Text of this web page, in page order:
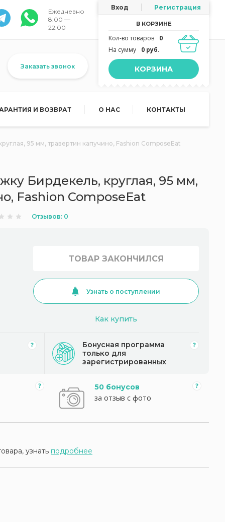
Ежедневно
8:00 —
22:00
Вход Регистрация
В КОРЗИНЕ
Кол-во товаров
0
На сумму
0 руб.
КОРЗИНА
Заказать звонок
И ВОЗВРАТ О НАС КОНТАКТЫ
95 мм, травертин капучино, Fashion ComposeEat
Бирдекель, круглая, 95 мм,
Fashion ComposeEat
Отзывов: 0
ТОВАР ЗАКОНЧИЛСЯ
Узнать о поступлении
Как купить
Бонусная программа
только для
зарегистрированных
50 бонусов
за отзыв с фото
узнать подробнее